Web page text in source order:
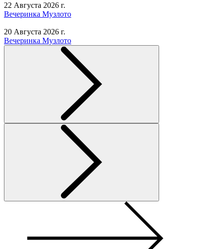
22 Августа 2026 г.
Вечеринка Музлото
20 Августа 2026 г.
Вечеринка Музлото